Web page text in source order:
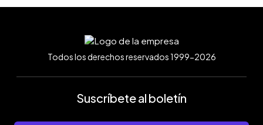
Todos los derechos reservados 1999-2026
Suscríbete al boletín